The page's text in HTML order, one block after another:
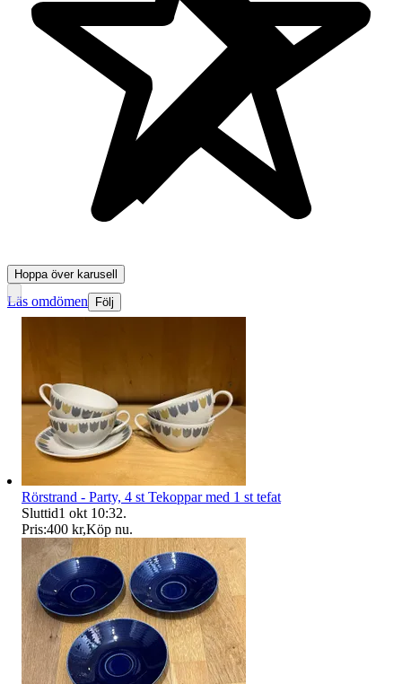
10 992 omdömen
Läs omdömen Följ
Hoppa över karusell
Rörstrand - Party, 4 st Tekoppar med 1 st tefat
Sluttid1 okt 10:32.
Pris:400 kr,Köp nu.